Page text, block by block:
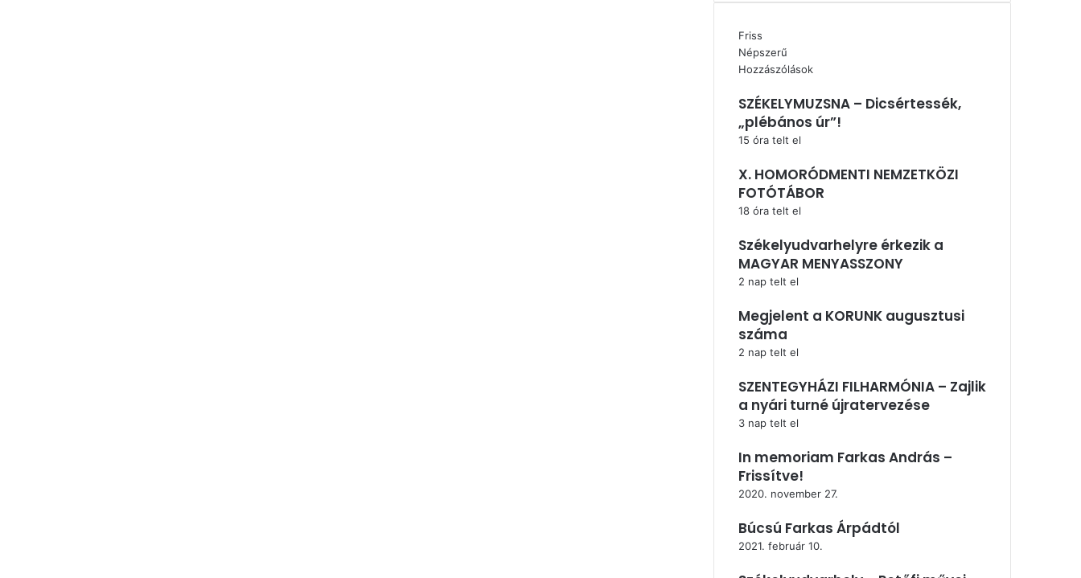
Friss
Népszerű
Hozzászólások
SZÉKELYMUZSNA – Dicsértessék,
„plébános úr”!
15 óra telt el
X. HOMORÓDMENTI NEMZETKÖZI
FOTÓTÁBOR
18 óra telt el
Székelyudvarhelyre érkezik a
MAGYAR MENYASSZONY
2 nap telt el
Megjelent a KORUNK augusztusi
száma
2 nap telt el
SZENTEGYHÁZI FILHARMÓNIA – Zajlik
a nyári turné újratervezése
3 nap telt el
In memoriam Farkas András –
Frissítve!
2020. november 27.
Búcsú Farkas Árpádtól
2021. február 10.